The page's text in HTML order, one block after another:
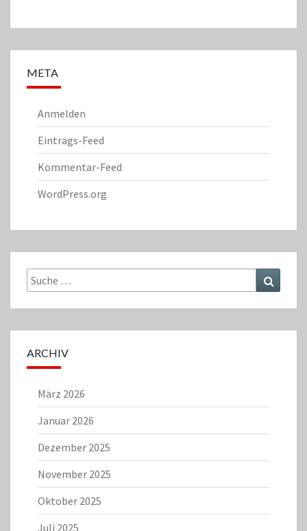
META
Anmelden
Eintrags-Feed
Kommentar-Feed
WordPress.org
Suche
nach:
ARCHIV
März 2026
Januar 2026
Dezember 2025
November 2025
Oktober 2025
Juli 2025